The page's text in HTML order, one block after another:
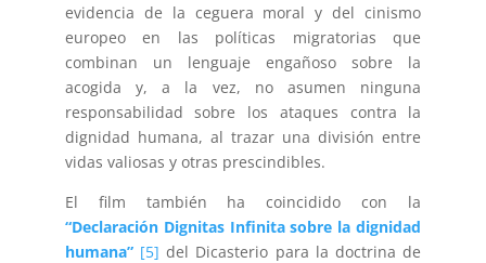
evidencia de la ceguera moral y del cinismo
europeo en las políticas migratorias que
combinan un lenguaje engañoso sobre la
acogida y, a la vez, no asumen ninguna
responsabilidad sobre los ataques contra la
dignidad humana, al trazar una división entre
vidas valiosas y otras prescindibles.
El film también ha coincidido con la
“Declaración Dignitas Infinita sobre la dignidad
humana” [5] del Dicasterio para la doctrina de